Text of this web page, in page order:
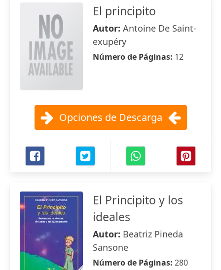
El principito
Autor: Antoine De Saint-
exupéry
Número de Páginas: 12
Opciones de Descarga
El Principito y los
ideales
Autor: Beatriz Pineda
Sansone
Número de Páginas: 280